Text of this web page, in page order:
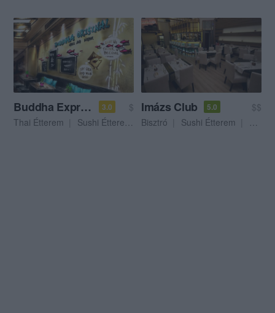
Buddha Express Thai WokBar 3.0
$
Thai Étterem
Sushi Étterem Ázsiai Étterem
Imázs Club 5.0
$$
Bisztró
Sushi Étterem